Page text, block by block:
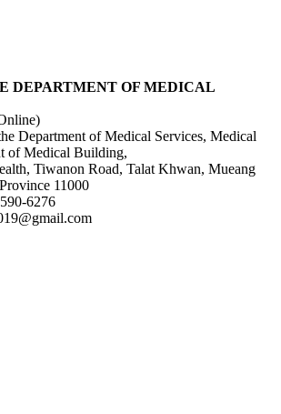
DEPARTMENT OF MEDICAL
Department of Medical Services, Medical
of Medical Building,
Tiwanon Road, Talat Khwan, Mueang
11000
6276